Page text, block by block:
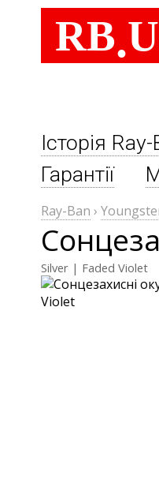
RB.
Історія
Гарантії
Ray-Ban ›
Silver | Faded Violet